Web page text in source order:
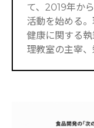
て、2019年か
活動を始める
健康に関する
理教室の主宰、